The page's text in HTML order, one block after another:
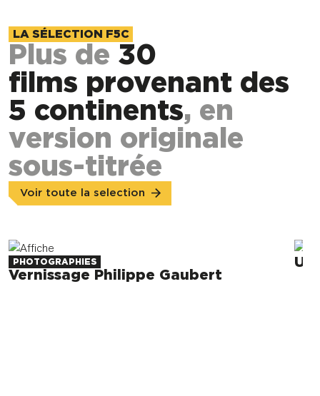
LA SÉLECTION F5C
Plus de 30
films provenant des
5 continents, en
version originale
sous-titrée
Voir toute la selection
PHOTOGRAPHIES
Vernissage Philippe Gaubert
Un